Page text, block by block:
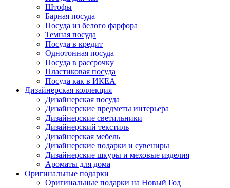
Штофы
Барная посуда
Посуда из белого фарфора
Темная посуда
Посуда в кредит
Однотонная посуда
Посуда в рассрочку
Пластиковая посуда
Посуда как в ИКЕА
Дизайнерская коллекция
Дизайнерская посуда
Дизайнерские предметы интерьера
Дизайнерские светильники
Дизайнерский текстиль
Дизайнерская мебель
Дизайнерские подарки и сувениры
Дизайнерские шкуры и меховые изделия
Ароматы для дома
Оригинальные подарки
Оригинальные подарки на Новый Год